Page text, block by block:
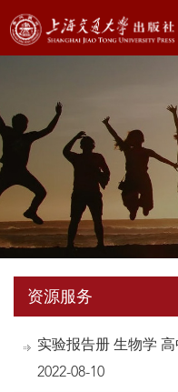
资源服务
实验报告册 生物学
2022-08-10